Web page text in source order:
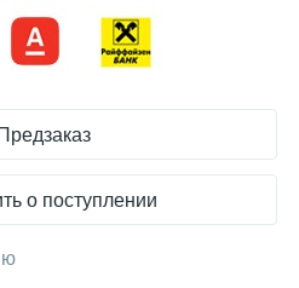
Предзаказ
о поступлении